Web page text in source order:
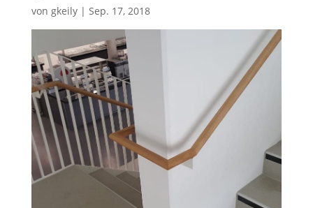
von gkeily| Sep. 17, 2018